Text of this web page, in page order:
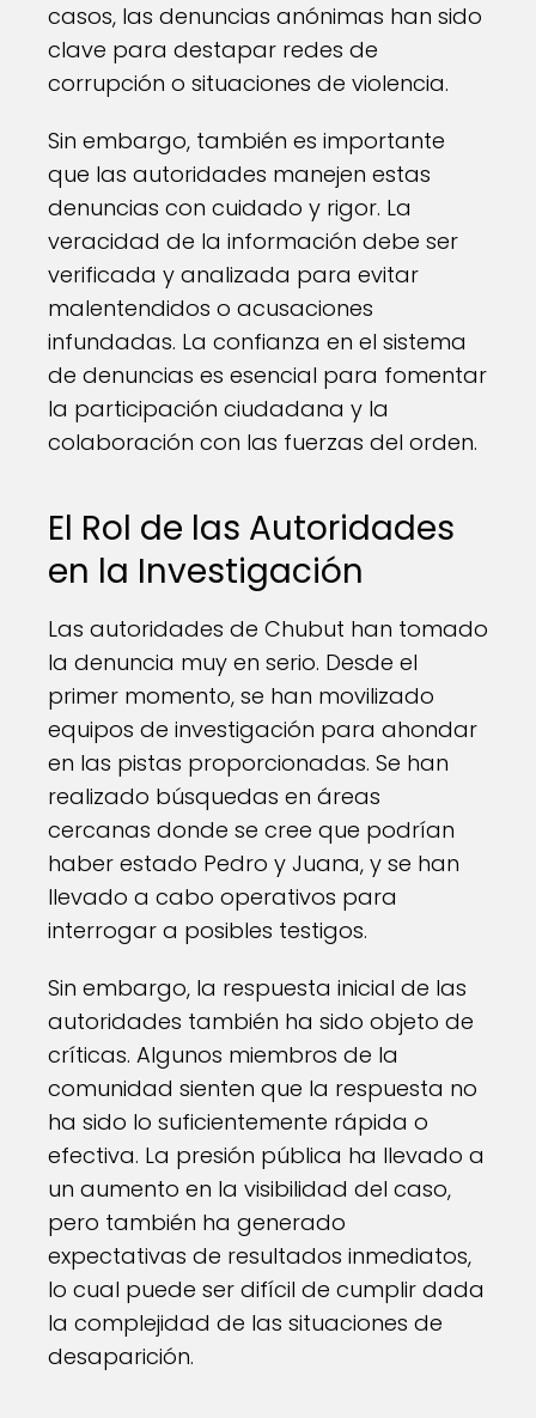
casos, las denuncias anónimas han sido
clave para destapar redes de
corrupción o situaciones de violencia.
Sin embargo, también es importante
que las autoridades manejen estas
denuncias con cuidado y rigor. La
veracidad de la información debe ser
verificada y analizada para evitar
malentendidos o acusaciones
infundadas. La confianza en el sistema
de denuncias es esencial para fomentar
la participación ciudadana y la
colaboración con las fuerzas del orden.
El Rol de las Autoridades
en la Investigación
Las autoridades de Chubut han tomado
la denuncia muy en serio. Desde el
primer momento, se han movilizado
equipos de investigación para ahondar
en las pistas proporcionadas. Se han
realizado búsquedas en áreas
cercanas donde se cree que podrían
haber estado Pedro y Juana, y se han
llevado a cabo operativos para
interrogar a posibles testigos.
Sin embargo, la respuesta inicial de las
autoridades también ha sido objeto de
críticas. Algunos miembros de la
comunidad sienten que la respuesta no
ha sido lo suficientemente rápida o
efectiva. La presión pública ha llevado a
un aumento en la visibilidad del caso,
pero también ha generado
expectativas de resultados inmediatos,
lo cual puede ser difícil de cumplir dada
la complejidad de las situaciones de
desaparición.